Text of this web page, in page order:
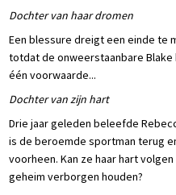
Dochter van haar dromen
Een blessure dreigt een einde te
totdat de onweerstaanbare Blake
één voorwaarde...
Dochter van zijn hart
Drie jaar geleden beleefde
is de beroemde sportman terug
voorheen. Kan ze haar hart
geheim verborgen houden?